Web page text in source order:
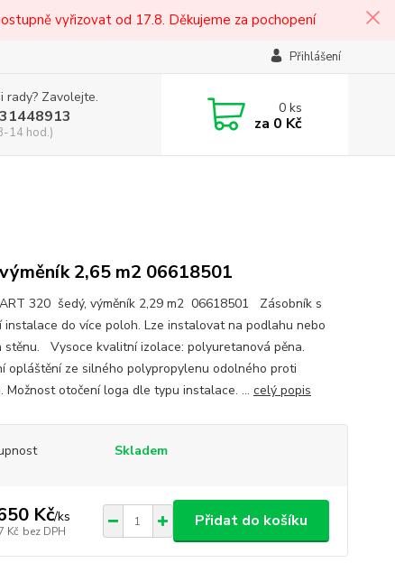
vyřizovat od 17.8. Děkujeme za pochopení
Přihlášení
rady? Zavolejte.
14 hod.)
0ks
za 0 Kč
2,65 m2 06618501
320 šedý, výměník 2,29 m2 06618501 Zásobník s
instalace do více poloh. Lze instalovat na podlahu nebo
stěnu. Vysoce kvalitní izolace: polyuretanová pěna.
opláštění ze silného polypropylenu odolného proti
Možnost otočení loga dle typu instalace. ... celý popis
Skladem
Kč/ks
Kč bez DPH
Přidat do košíku